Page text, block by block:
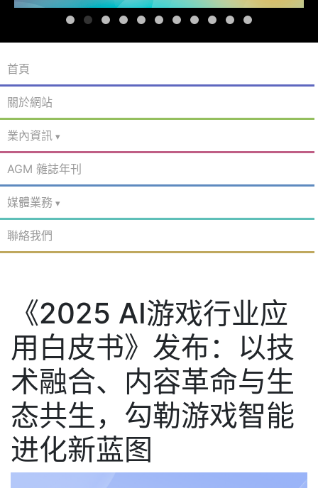
首頁
關於網站
業內資訊
AGM 雜誌年刊
媒體業務
聯絡我們
《2025 AI游戏行业应
用白皮书》发布：以技
术融合、内容革命与生
态共生，勾勒游戏智能
进化新蓝图